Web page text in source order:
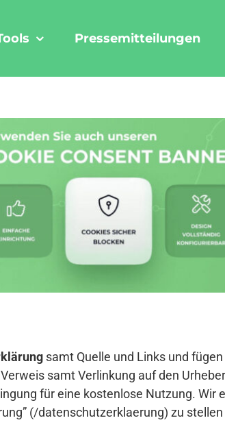
Pressemitteilungen
samt Quelle und Links und
samt Verlinkung auf den
für eine kostenlose Nutzung.
(/datenschutzerklaerung) zu